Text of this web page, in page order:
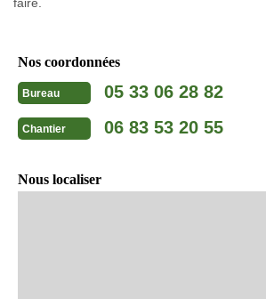
Nos coordonnées
Bureau 05 33 06 28 82
Chantier 06 83 53 20 55
Nous localiser